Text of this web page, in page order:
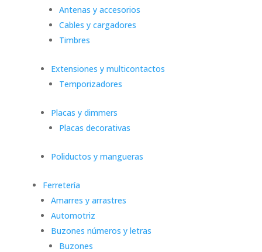
Antenas y accesorios
Cables y cargadores
Timbres
Extensiones y multicontactos
Temporizadores
Placas y dimmers
Placas decorativas
Poliductos y mangueras
Ferretería
Amarres y arrastres
Automotriz
Buzones números y letras
Buzones